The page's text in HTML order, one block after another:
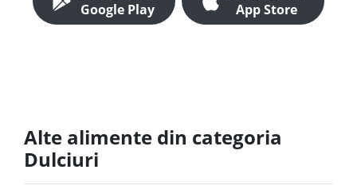
Google Play
App Store
Alte alimente din categoria
Dulciuri